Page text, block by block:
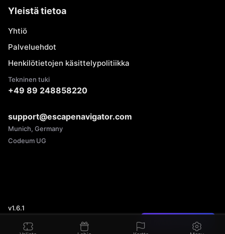
Löysitkö virheen?
Yleistä tietoa
Yhtiö
Palveluehdot
Henkilötietojen käsittelypolitiikka
Tekninen tuki
+49 89 248858220
support@escapenavigator.com
Munich, Germany
Codeum UG
v1.6.1